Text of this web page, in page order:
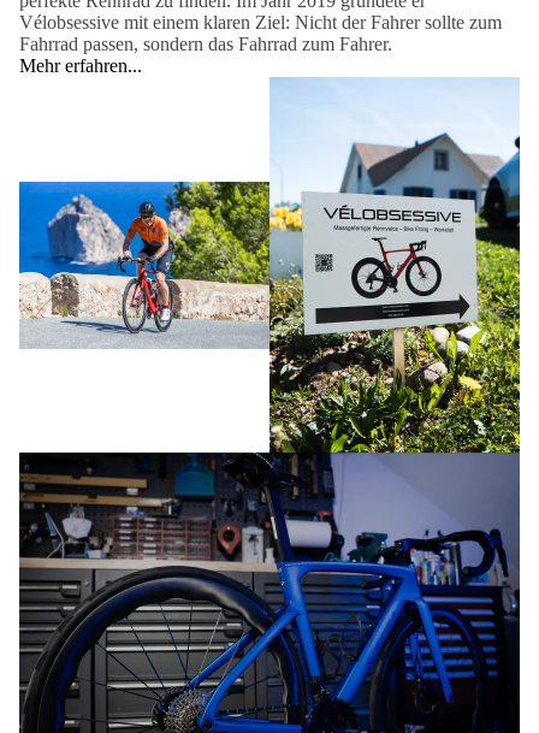
Vélobsessive mit einem klaren Ziel: Nicht der Fahrer sollte zum
Fahrrad passen, sondern das Fahrrad zum Fahrer.
Mehr erfahren...